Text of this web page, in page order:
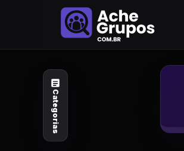
Explore por
assunto
Animais e Natureza
Arte e Design
Categorias